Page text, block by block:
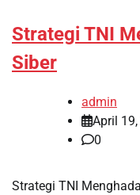
Strategi TNI
Siber
admin
April
0
Strategi TNI